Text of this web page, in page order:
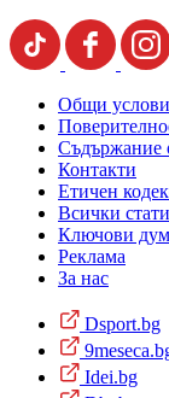
Общи
Съдържание
Контакти
Етичен
Всички
Ключови
Реклама
За нас
Dsport.bg
Idei.bg